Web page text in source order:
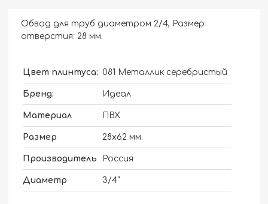
Обвод для труб диаметром 2/4, Размер
отверстия: 28 мм.
Цвет плинтуса: 081 Металлик серебристый
Бренд: Идеал
Материал ПВХ
Размер 28х62 мм.
Производитель Россия
Диаметр 3/4”